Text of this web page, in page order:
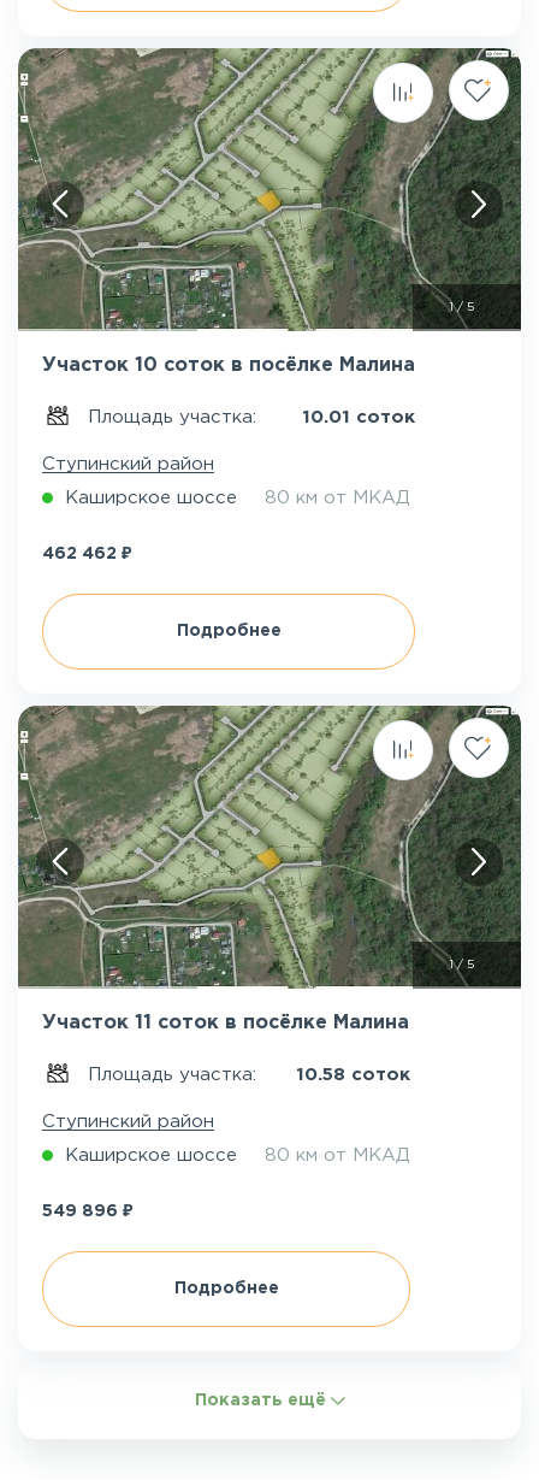
1/ 5
Участок 10 соток в посёлке Малина
Площадь участка: 10.01 соток
Ступинский район
Каширское шоссе 80 км от МКАД
462 462 ₽
Подробнее
1/ 5
Участок 11 соток в посёлке Малина
Площадь участка: 10.58 соток
Ступинский район
Каширское шоссе 80 км от МКАД
549 896 ₽
Подробнее
Показать ещё